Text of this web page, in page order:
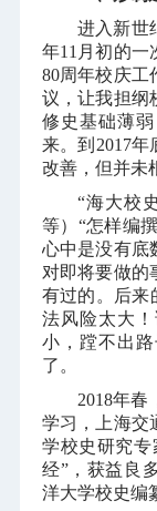
进入新世
年11 月初的一
80周年校庆工
议，让我担纲
修史基础薄
来。到 2017年
改善，但并未
“海大校
等）“怎样编
心中是没有底
对即将要做的
有过的。后来
法风险太大
小，蹚不出
了。
2018年春
学习，上海交
学校史研究专
经”，获益良
洋大学校史编